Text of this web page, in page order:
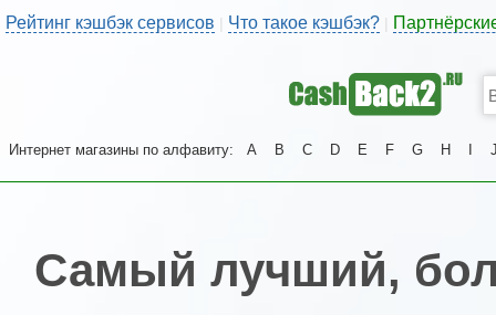
Рейтинг кэшбэк сервисов | Что такое кэшбэк?
Интернет магазины по алфавиту: A B C D E F G H
Самый лучший,